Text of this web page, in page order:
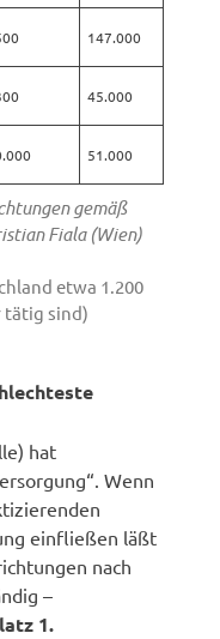
147.000
45.000
51.000
gemäß
Fiala (Wien)
etwa 1.200
tätig sind)
hat
Wenn
einfließen läßt
nach
–
1.